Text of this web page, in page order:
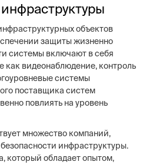
объектов
защиты жизненно
системы включают в себя
как видеонаблюдение, контроль
системы
поставщика систем
повлиять на уровень
множество компаний,
инфраструктуры.
который обладает опытом,